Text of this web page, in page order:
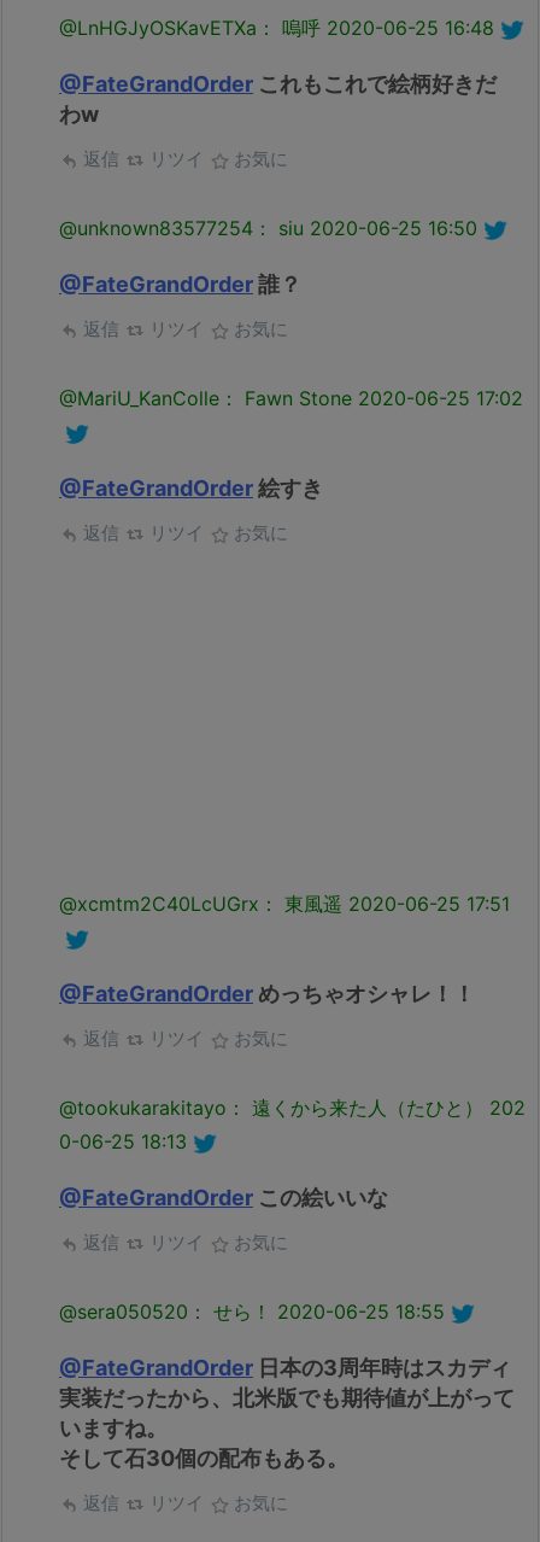
@LnHGJyOSKavETXa： 嗚呼 2020-06-25 16:48
@FateGrandOrder これもこれで絵柄好きだ
わw
返信 リツイ お気に
@unknown83577254： siu 2020-06-25 16:50
@FateGrandOrder誰？
返信 リツイ お気に
@MariU_KanColle： Fawn Stone 2020-06-25 17:02
@FateGrandOrder絵すき
返信 リツイ お気に
@xcmtm2C40LcUGrx： 東風遥 2020-06-25 17:51
@FateGrandOrder めっちゃオシャレ！！
返信 リツイ お気に
@tookukarakitayo： 遠くから来た人（たひと）
202
0-06-25 18:13
@FateGrandOrder この絵いいな
返信 リツイ お気に
@sera050520： せら！ 2020-06-25 18:55
@FateGrandOrder 日本の3周年時はスカディ
実装だったから、北米版でも期待値が上がって
いますね。
そして石30個の配布もある。
返信 リツイ お気に